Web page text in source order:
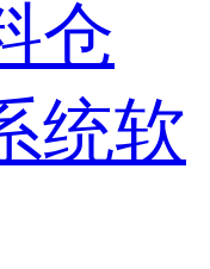
仓
统软